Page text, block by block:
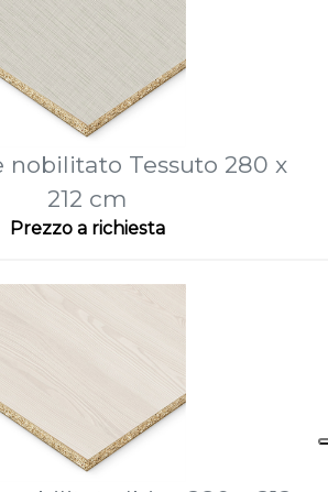
nobilitato Tessuto 280 x
212 cm
Prezzo a richiesta